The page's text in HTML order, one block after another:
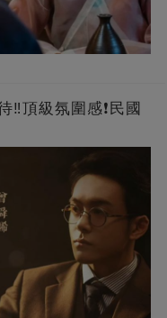
‼️頂級氛圍感❗️民國